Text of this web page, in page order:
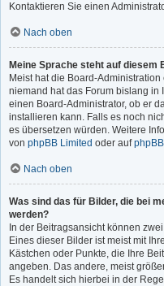
Kontaktieren Sie einen
Nach oben
Meine Sprache steht auf diesem
Meist hat die Board-
niemand hat das Forum bislang in
einen Board-Administrator, ob er
installieren kann. Falls es noch
es übersetzen würden. Weitere
von phpBB Limited oder auf
Nach oben
Was sind das für Bilder, die bei
werden?
In der Beitragsansicht können
Eines dieser Bilder ist meist mit
Kästchen oder Punkte, die Ihre
angeben. Das andere, meist
Es handelt sich hierbei in der